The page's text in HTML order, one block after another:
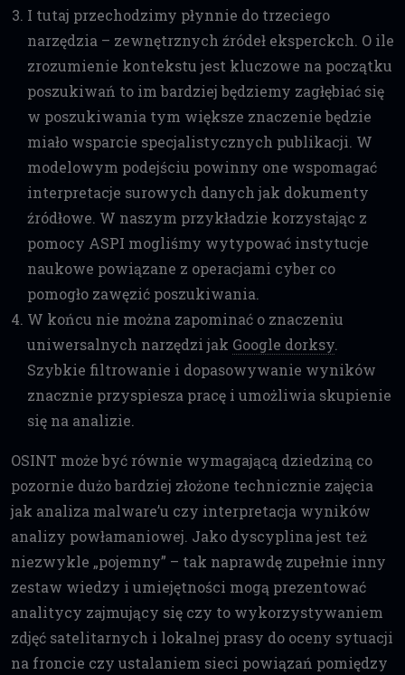
I tutaj przechodzimy płynnie do trzeciego
narzędzia – zewnętrznych źródeł eksperckch. O ile
zrozumienie kontekstu jest kluczowe na początku
poszukiwań to im bardziej będziemy zagłębiać się
w poszukiwania tym większe znaczenie będzie
miało wsparcie specjalistycznych publikacji. W
modelowym podejściu powinny one wspomagać
interpretacje surowych danych jak dokumenty
źródłowe. W naszym przykładzie korzystając z
pomocy ASPI mogliśmy wytypować instytucje
naukowe powiązane z operacjami cyber co
pomogło zawęzić poszukiwania.
W końcu nie można zapominać o znaczeniu
uniwersalnych narzędzi jak Google dorksy.
Szybkie filtrowanie i dopasowywanie wyników
znacznie przyspiesza pracę i umożliwia skupienie
się na analizie.
OSINT może być równie wymagającą dziedziną co
pozornie dużo bardziej złożone technicznie zajęcia
jak analiza malware’u czy interpretacja wyników
analizy powłamaniowej. Jako dyscyplina jest też
niezwykle „pojemny” – tak naprawdę zupełnie inny
zestaw wiedzy i umiejętności mogą prezentować
analitycy zajmujący się czy to wykorzystywaniem
zdjęć satelitarnych i lokalnej prasy do oceny sytuacji
na froncie czy ustalaniem sieci powiązań pomiędzy